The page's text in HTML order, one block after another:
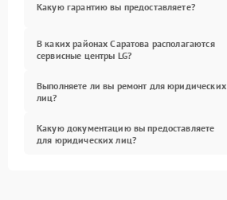
Какую гарантию вы предоставляете?
В каких районах Саратова располагаются
сервисные центры LG?
Выполняете ли вы ремонт для юридических
лиц?
Какую документацию вы предоставляете
для юридических лиц?